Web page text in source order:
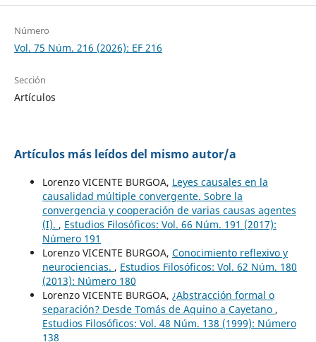
Número
Vol. 75 Núm. 216 (2026): EF 216
Sección
Artículos
Artículos más leídos del mismo autor/a
Lorenzo VICENTE BURGOA, Leyes causales en la
causalidad múltiple convergente. Sobre la
convergencia y cooperación de varias causas agentes
(I). , Estudios Filosóficos: Vol. 66 Núm. 191 (2017):
Número 191
Lorenzo VICENTE BURGOA, Conocimiento reflexivo y
neurociencias. , Estudios Filosóficos: Vol. 62 Núm. 180
(2013): Número 180
Lorenzo VICENTE BURGOA, ¿Abstracción formal o
separación? Desde Tomás de Aquino a Cayetano ,
Estudios Filosóficos: Vol. 48 Núm. 138 (1999): Número
138